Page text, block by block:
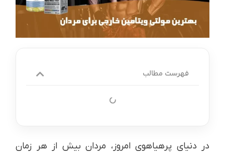
فهرست مطالب
در دنیای پرهیاهوی امروز، مردان بیش از هر زمان